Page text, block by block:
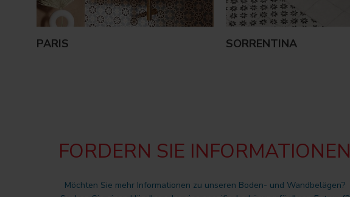
PARIS SORRENTINA
FORDERN SIE INFORMATIONEN
Möchten Sie mehr Informationen zu unseren Boden- und Wandbelägen?